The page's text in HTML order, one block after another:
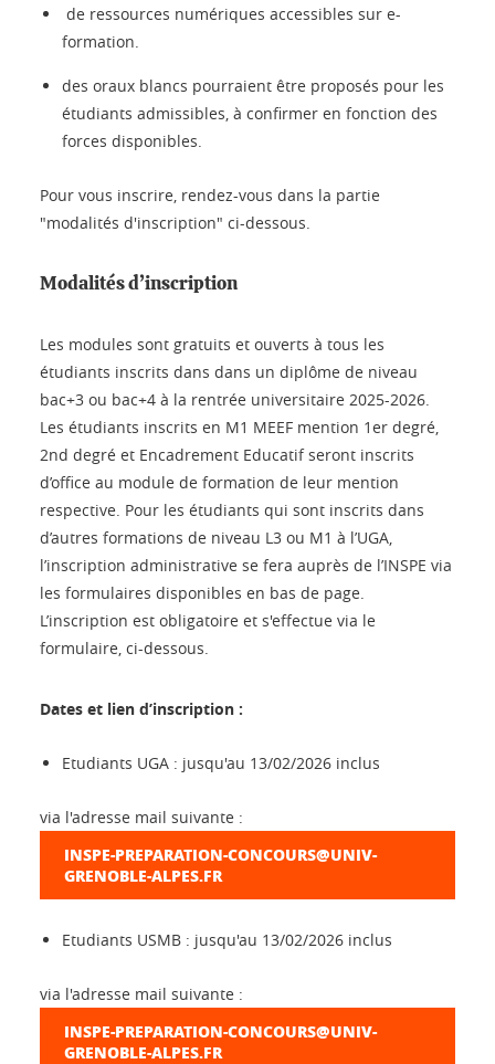
de ressources numériques accessibles sur e-
formation.
des oraux blancs pourraient être proposés pour les
étudiants admissibles, à confirmer en fonction des
forces disponibles.
Pour vous inscrire, rendez-vous dans la partie
"modalités d'inscription" ci-dessous.
Modalités d’inscription
Les modules sont gratuits et ouverts à tous les
étudiants inscrits dans dans un diplôme de niveau
bac+3 ou bac+4 à la rentrée universitaire 2025-2026.
Les étudiants inscrits en M1 MEEF mention 1er degré,
2nd degré et Encadrement Educatif seront inscrits
d’office au module de formation de leur mention
respective. Pour les étudiants qui sont inscrits dans
d’autres formations de niveau L3 ou M1 à l’UGA,
l’inscription administrative se fera auprès de l’INSPE via
les formulaires disponibles en bas de page.
L’inscription est obligatoire et s'effectue via le
formulaire, ci-dessous.
Dates et lien d’inscription :
Etudiants UGA : jusqu'au 13/02/2026 inclus
via l'adresse mail suivante :
INSPE-PREPARATION-CONCOURS@UNIV-
GRENOBLE-ALPES.FR
Etudiants USMB : jusqu'au 13/02/2026 inclus
via l'adresse mail suivante :
INSPE-PREPARATION-CONCOURS@UNIV-
GRENOBLE-ALPES.FR